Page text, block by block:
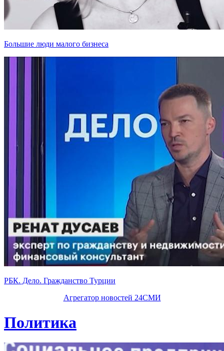
Большие люди малого бизнеса
РБК. Дело. Гражданство Турции
Агрегатор новостей 24СМИ
Политика